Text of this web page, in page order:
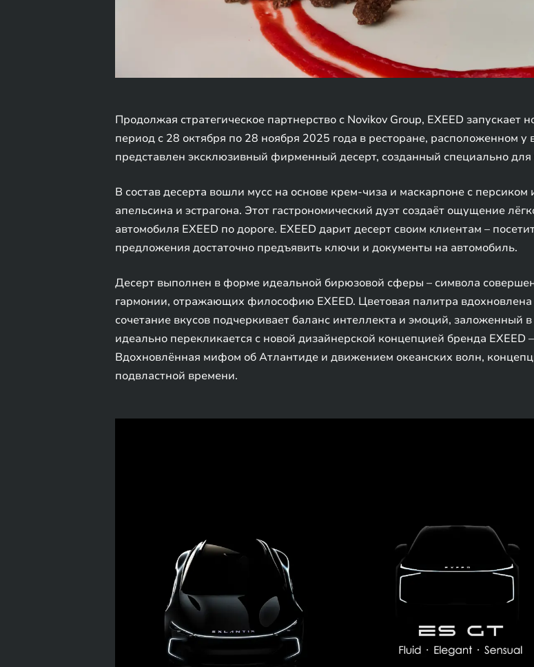
Продолжая стратегическое партнерство с Novikov Group, EXEED
период с 28 октября по 28 ноября 2025 года в ресторане, расположенном
представлен эксклюзивный фирменный десерт, созданный специально
В состав десерта вошли мусс на основе крем-чиза и маскарпоне с
апельсина и эстрагона. Этот гастрономический дуэт создаёт ощущение
автомобиля EXEED по дороге. EXEED дарит десерт своим клиентам –
предложения достаточно предъявить ключи и документы на автомобиль.
Десерт выполнен в форме идеальной бирюзовой сферы – символа
гармонии, отражающих философию EXEED. Цветовая палитра
сочетание вкусов подчеркивает баланс интеллекта и эмоций, заложенный
идеально перекликается с новой дизайнерской концепцией бренда
Вдохновлённая мифом об Атлантиде и движением океанских волн,
подвластной времени.